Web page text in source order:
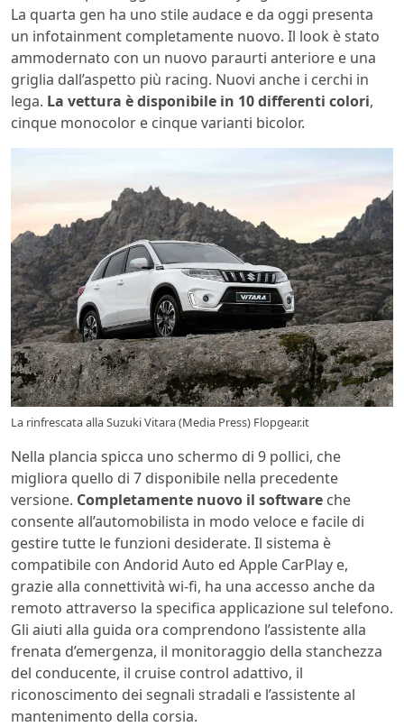
La quarta gen ha uno stile audace e da oggi presenta
un infotainment completamente nuovo. Il look è stato
ammodernato con un nuovo paraurti anteriore e una
griglia dall’aspetto più racing. Nuovi anche i cerchi in
lega. La vettura è disponibile in 10 differenti colori,
cinque monocolor e cinque varianti bicolor.
La rinfrescata alla Suzuki Vitara (Media Press) Flopgear.it
Nella plancia spicca uno schermo di 9 pollici, che
migliora quello di 7 disponibile nella precedente
versione. Completamente nuovo il software che
consente all’automobilista in modo veloce e facile di
gestire tutte le funzioni desiderate. Il sistema è
compatibile con Andorid Auto ed Apple CarPlay e,
grazie alla connettività wi-fi, ha una accesso anche da
remoto attraverso la specifica applicazione sul telefono.
Gli aiuti alla guida ora comprendono l’assistente alla
frenata d’emergenza, il monitoraggio della stanchezza
del conducente, il cruise control adattivo, il
riconoscimento dei segnali stradali e l’assistente al
mantenimento della corsia.